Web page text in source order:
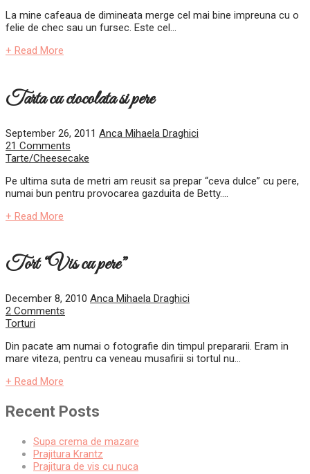
La mine cafeaua de dimineata merge cel mai bine impreuna cu o
felie de chec sau un fursec. Este cel...
+ Read More
Tarta cu ciocolata si pere
September 26, 2011 Anca Mihaela Draghici
21 Comments
Tarte/Cheesecake
Pe ultima suta de metri am reusit sa prepar “ceva dulce” cu pere,
numai bun pentru provocarea gazduita de Betty....
+ Read More
Tort “Vis cu pere”
December 8, 2010 Anca Mihaela Draghici
2 Comments
Torturi
Din pacate am numai o fotografie din timpul prepararii. Eram in
mare viteza, pentru ca veneau musafirii si tortul nu...
+ Read More
Recent Posts
Supa crema de mazare
Prajitura Krantz
Prajitura de vis cu nuca